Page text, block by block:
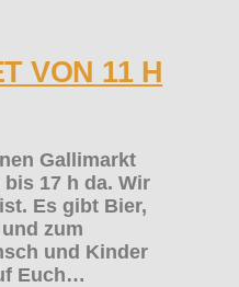
VON 11 H
Gallimarkt
17 h da. Wir
Es gibt Bier,
zum
und Kinder
Euch…